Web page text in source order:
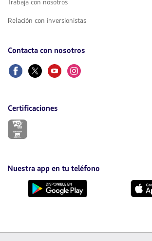
Trabaja con nosotros
Relación con inversionistas
Contacta con nosotros
FacebookTwitterYoutubeInstagram
Certificaciones
El
nueva
pestaña.
Nuestra app en tu teléfono
Descárgala
Descárgala